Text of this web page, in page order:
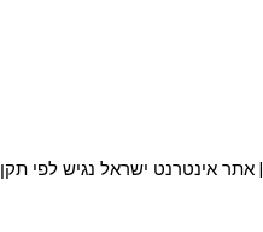
| אתר אינטרנט ישראל נגיש לפי תקן WCAG 2.0 AA